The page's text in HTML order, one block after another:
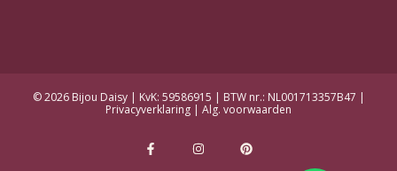
© 2026 Bijou Daisy | KvK: 59586915 | BTW nr.: NL001713357B47 |
Privacyverklaring | Alg. voorwaarden